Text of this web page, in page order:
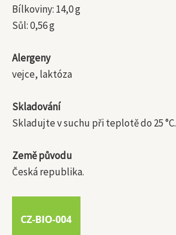
Bílkoviny: 14,0 g
Sůl: 0,56 g
Alergeny
vejce, laktóza
Skladování
Skladujte v suchu při teplotě do 25 °C.
Země původu
Česká republika.